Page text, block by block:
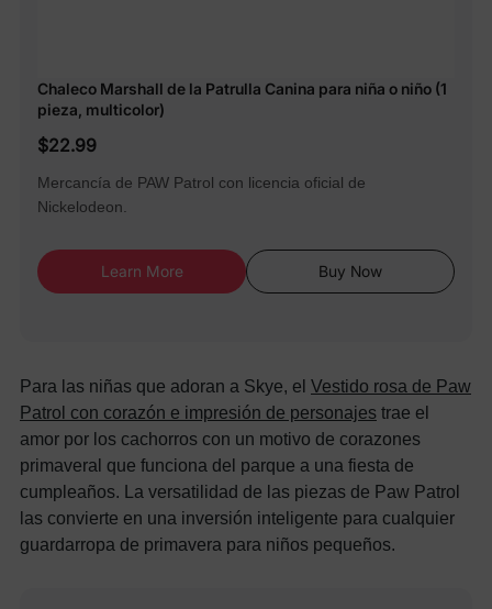
Chaleco Marshall de la Patrulla Canina para niña o niño (1
pieza, multicolor)
$22.99
Mercancía de PAW Patrol con licencia oficial de
Nickelodeon.
Learn More Buy Now
Para las niñas que adoran a Skye, el Vestido rosa de Paw
Patrol con corazón e impresión de personajes trae el
amor por los cachorros con un motivo de corazones
primaveral que funciona del parque a una fiesta de
cumpleaños. La versatilidad de las piezas de Paw Patrol
las convierte en una inversión inteligente para cualquier
guardarropa de primavera para niños pequeños.